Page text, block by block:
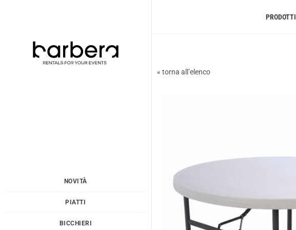
contenuto
NOVITÀ
PIATTI
BICCHIERI
PRODOTTI
« torna all’elenco